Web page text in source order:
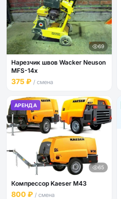
69
Нарезчик швов Wacker Neuson
MFS-14x
375 ₽ / смена
АРЕНДА
65
Компрессор Kaeser M43
800 ₽ / смена